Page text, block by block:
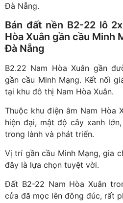
Đà Nẵng.
Bán đất nền B2-22 lô
Hòa Xuân gần cầu Minh
Đà Nẵng
B2.22 Nam Hòa Xuân gần
gần cầu Minh Mạng. Kết nối
tại khu đô thị Nam Hòa Xuân.
Thuộc khu điện âm Nam Hòa
hiện đại, mật độ cây xanh
trong lành và phát triển.
Vị trí gần cầu Minh Mạng, gia
đây là lựa chọn tuyệt vời.
Đất B2-22 Nam Hòa Xuân
cửa đã mọc lên đông đúc, rất